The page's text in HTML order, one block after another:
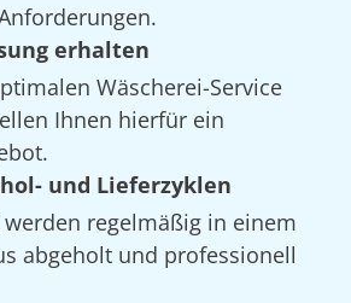
erhalten
Wäscherei-Service
Ihnen hierfür ein
und Lieferzyklen
regelmäßig in einem
abgeholt und professionell